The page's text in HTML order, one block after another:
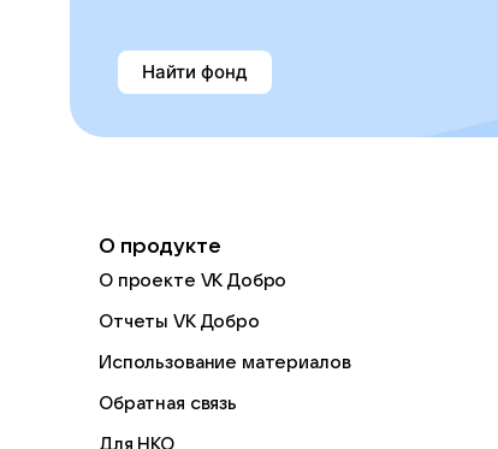
Найти фонд
О продукте
О проекте VK Добро
Отчеты VK Добро
Использование материалов
Обратная связь
Для НКО